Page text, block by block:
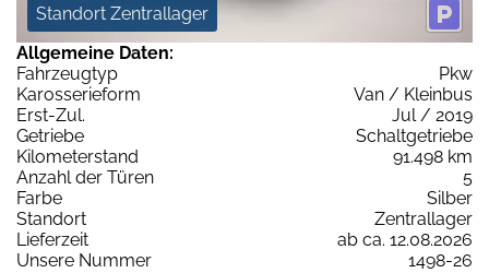
Standort Zentrallager
Allgemeine Daten:
Fahrzeugtyp
Pkw
Karosserieform
Van / Kleinbus
Erst-Zul.
Jul / 2019
Getriebe
Schaltgetriebe
Kilometerstand
91.498 km
Anzahl der Türen
5
Farbe
Silber
Standort
Zentrallager
Lieferzeit
ab ca. 12.08.2026
Unsere Nummer
1498-26